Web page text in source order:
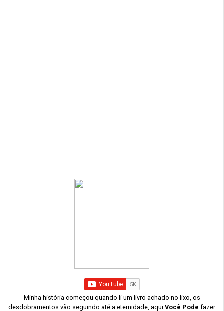
Minha história começou quando li um livro achado no lixo, os
desdobramentos vão seguindo até a eternidade, aqui Você Pode fazer